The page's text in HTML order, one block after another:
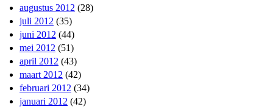
augustus 2012 (28)
juli 2012 (35)
juni 2012 (44)
mei 2012 (51)
april 2012 (43)
maart 2012 (42)
februari 2012 (34)
januari 2012 (42)